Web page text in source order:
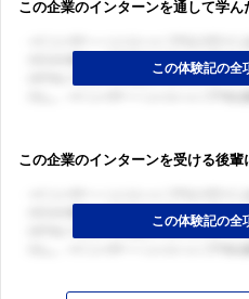
この企業のインターンを通して学
この企業のインターンを受ける後